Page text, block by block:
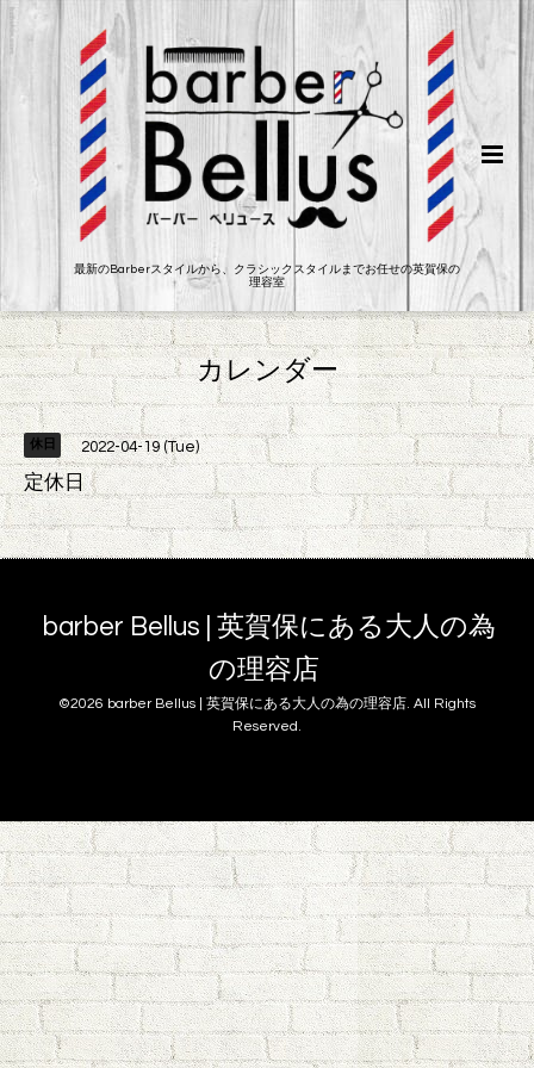
最新のBarberスタイルから、クラシックスタイルまでお任せの英賀保の
理容室
カレンダー
休日 2022-04-19 (Tue)
定休日
barber Bellus | 英賀保にある大人の為
の理容店
©2026 barber Bellus | 英賀保にある大人の為の理容店. All Rights
Reserved.